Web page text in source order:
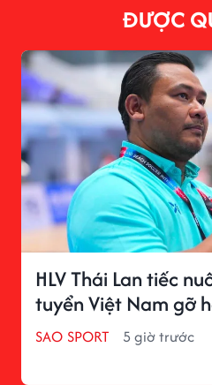
ĐƯỢC
HLV Thái Lan tiếc
tuyển Việt Nam gỡ
SAO SPORT 5 giờ trước